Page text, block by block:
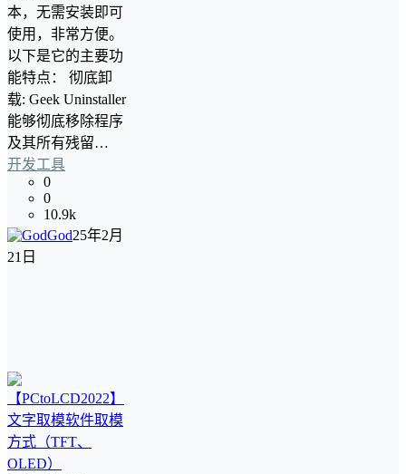
本，无需安装即可
使用，非常方便。
以下是它的主要功
能特点： 彻底卸
载: Geek Uninstaller
能够彻底移除程序
及其所有残留…
开发工具
0
0
10.9k
God25年2月
21日